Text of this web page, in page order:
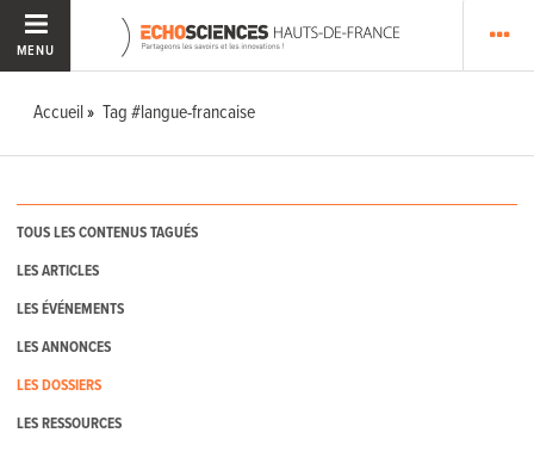
MENU
Accueil Tag #langue-francaise
TOUS LES CONTENUS TAGUÉS
LES ARTICLES
LES ÉVÉNEMENTS
LES ANNONCES
LES DOSSIERS
LES RESSOURCES